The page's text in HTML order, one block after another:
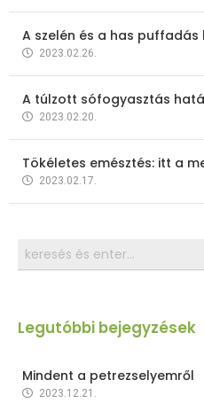
A szelén és a has
2023.02.26.
A túlzott sófogyasztás
2023.02.20.
Tökéletes emésztés: itt a
2023.02.17.
Legutóbbi bejegyzések
Mindent a petrezselyemről
2023.12.21.